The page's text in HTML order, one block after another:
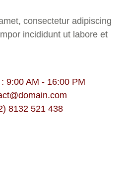
consectetur adipiscing
incididunt ut labore et
9:00 AM - 16:00 PM
8132 521 438